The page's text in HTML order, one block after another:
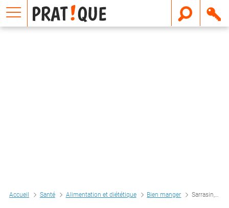
Accueil Santé Alimentation et diététique Bien manger Sarrasin, avoine, quinoa : des céréales aux nombreux bienfaits
E
m
a